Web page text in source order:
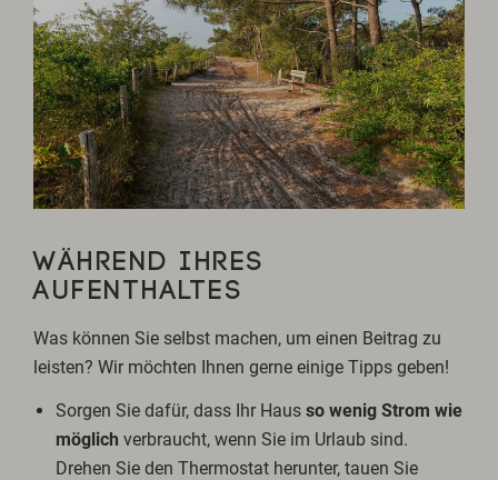
WÄHREND IHRES
AUFENTHALTES
Was können Sie selbst machen, um einen Beitrag zu
leisten? Wir möchten Ihnen gerne einige Tipps geben!
Sorgen Sie dafür, dass Ihr Hausso wenig Strom wie
möglich verbraucht, wenn Sie im Urlaub sind.
Drehen Sie den Thermostat herunter, tauen Sie